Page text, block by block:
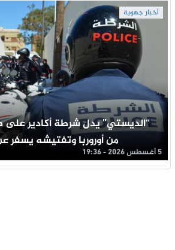
أخبار جهوية
“الديستي” يدل شرطة أكادير على
من أوروربا وتفتيشه يسفر
5 أغسطس 2026 - 19:36